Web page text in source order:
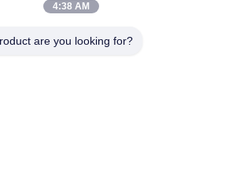
Road, Cidade de Tongxiang, Província de
4:38 AM
are you looking for?